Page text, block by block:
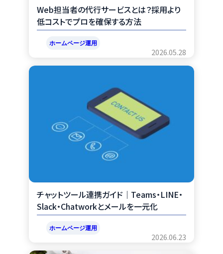
Web担当者の代行サービスとは？採用より
低コストでプロを確保する方法
ホームページ運用
2026.05.28
チャットツール連携ガイド｜Teams・LINE・
Slack・Chatworkとメールを一元化
ホームページ運用
2026.06.23